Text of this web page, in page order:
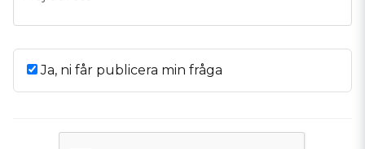
Ja, ni får publicera min fråga